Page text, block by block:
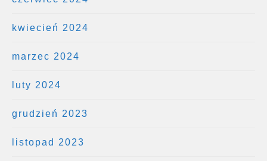
kwiecień 2024
marzec 2024
luty 2024
grudzień 2023
listopad 2023